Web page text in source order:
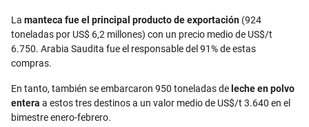
La manteca fue el principal producto de exportación (924
toneladas por US$ 6,2 millones) con un precio medio de US$/t
6.750. Arabia Saudita fue el responsable del 91% de estas
compras.
En tanto, también se embarcaron 950 toneladas de leche en polvo
entera a estos tres destinos a un valor medio de US$/t 3.640 en el
bimestre enero-febrero.